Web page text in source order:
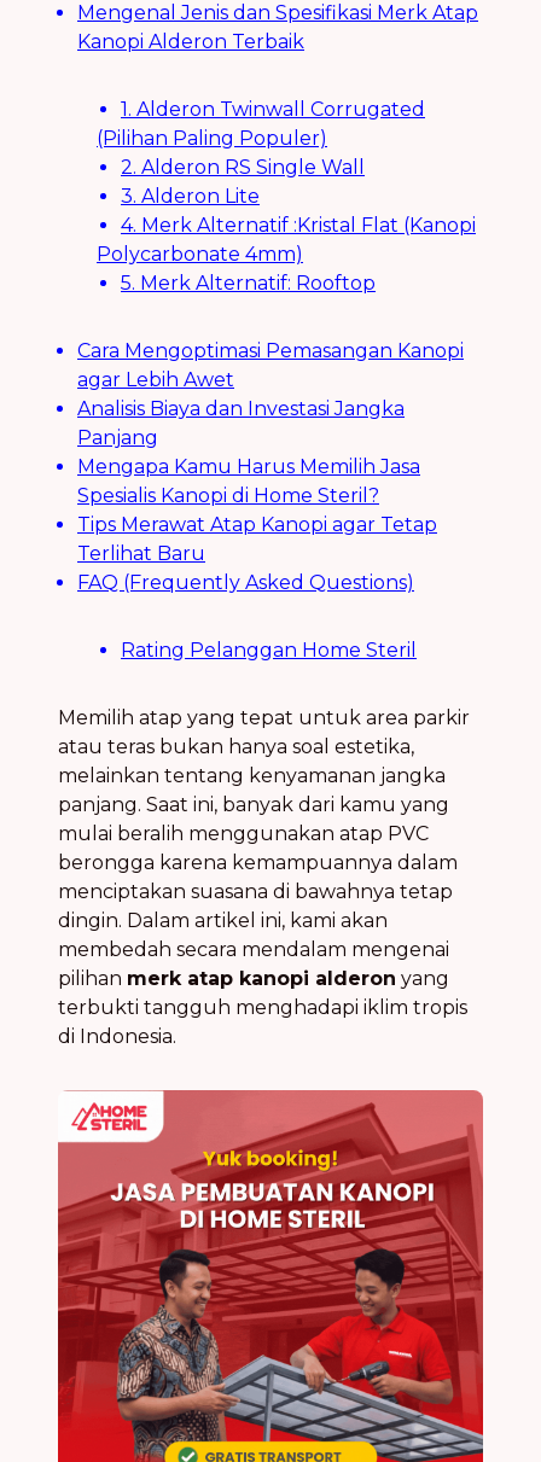
Mengenal Jenis dan Spesifikasi Merk Atap
Kanopi Alderon Terbaik
1. Alderon Twinwall Corrugated
(Pilihan Paling Populer)
2. Alderon RS Single Wall
3. Alderon Lite
4. Merk Alternatif :Kristal Flat (Kanopi
Polycarbonate 4mm)
5. Merk Alternatif: Rooftop
Cara Mengoptimasi Pemasangan Kanopi
agar Lebih Awet
Analisis Biaya dan Investasi Jangka
Panjang
Mengapa Kamu Harus Memilih Jasa
Spesialis Kanopi di Home Steril?
Tips Merawat Atap Kanopi agar Tetap
Terlihat Baru
FAQ (Frequently Asked Questions)
Rating Pelanggan Home Steril
Memilih atap yang tepat untuk area parkir
atau teras bukan hanya soal estetika,
melainkan tentang kenyamanan jangka
panjang. Saat ini, banyak dari kamu yang
mulai beralih menggunakan atap PVC
berongga karena kemampuannya dalam
menciptakan suasana di bawahnya tetap
dingin. Dalam artikel ini, kami akan
membedah secara mendalam mengenai
pilihan merk atap kanopi alderon yang
terbukti tangguh menghadapi iklim tropis
di Indonesia.